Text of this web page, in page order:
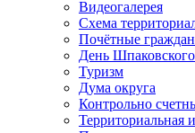
Видеогалерея
Схема
Почётные
День
Туризм
Дума округа
Контрольно
Территориальная